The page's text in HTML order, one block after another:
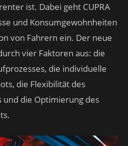
ist. Dabei geht CUPRA
und Konsumgewohnheiten
von Fahrern ein. Der neue
vier Faktoren aus: die
die individuelle
die Flexibilität des
und die Optimierung des